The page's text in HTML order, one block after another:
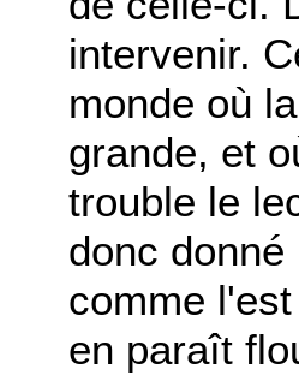
intervenir.
monde où
grande, et
trouble le
donc
comme
en paraît